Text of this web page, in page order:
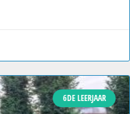
6DE LEERJAAR